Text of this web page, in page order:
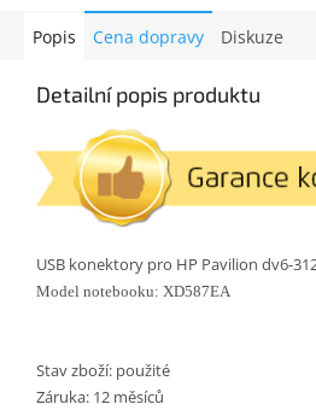
Popis Cena dopravy Diskuze
Detailní popis produktu
USB konektory pro HP Pavilion dv6-
Model notebooku: XD587EA
Stav zboží: použité
Záruka: 12 měsíců